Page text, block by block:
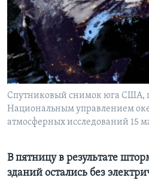
Learning English
СОЦИАЛЬНЫЕ СЕТИ
Языки
Спутниковый снимок юга США,
Национальным управлением
атмосферных исследований 15
В пятницу в результате
зданий остались без